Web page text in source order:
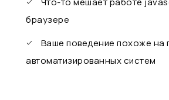
браузере
Ваше поведение похоже на
автоматизированных систем